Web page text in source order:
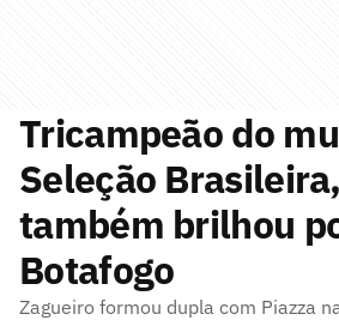
Tricampeão do
Seleção
também brilhou
Botafogo
Zagueiro formou dupla com Piazza